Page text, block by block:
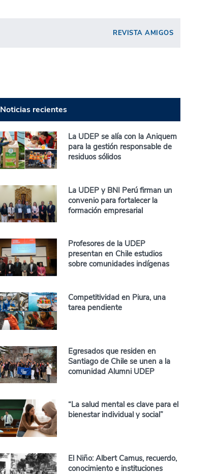
REVISTA AMIGOS
Noticias recientes
La UDEP se alía con la Aniquem
para la gestión responsable de
residuos sólidos
La UDEP y BNI Perú firman un
convenio para fortalecer la
formación empresarial
Profesores de la UDEP
presentan en Chile estudios
sobre comunidades indígenas
Competitividad en Piura, una
tarea pendiente
Egresados que residen en
Santiago de Chile se unen a la
comunidad Alumni UDEP
“La salud mental es clave para el
bienestar individual y social”
El Niño: Albert Camus, recuerdo,
conocimiento e instituciones